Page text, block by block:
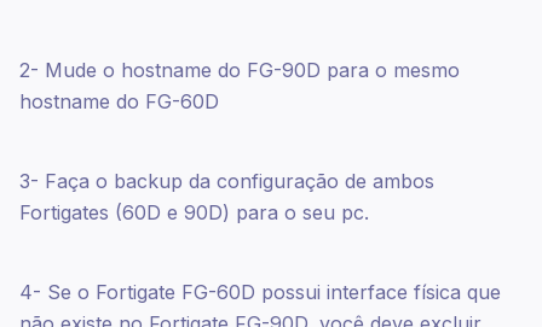
2- Mude o hostname do FG-90D para o mesmo
hostname do FG-60D
3- Faça o backup da configuração de ambos
Fortigates (60D e 90D) para o seu pc.
4- Se o Fortigate FG-60D possui interface física que